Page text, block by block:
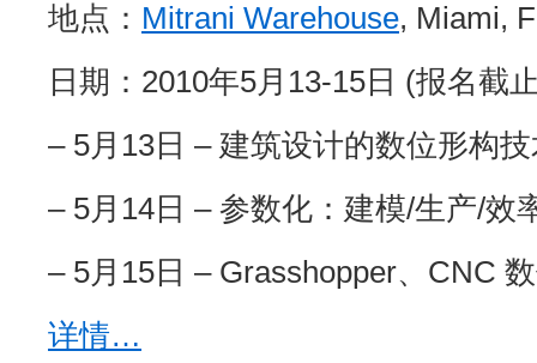
地点： Mitrani Warehouse, Miami,
日期：2010年5月13-15日 (报名截
– 5月13日 – 建筑设计的数位形构
– 5月14日 – 参数化：建模/生产/效
– 5月15日 – Grasshopper、CNC
详情…